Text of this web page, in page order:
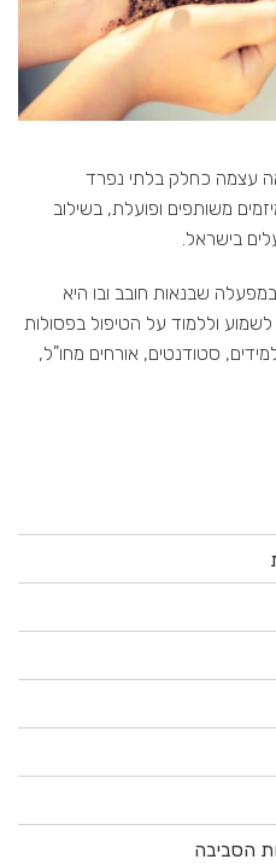
עצמה כחלק בלתי נפרד
משותפים ופועלת, בשילוב
בישראל.
במפעלה שבנאות חובב ובו היא
וללמוד על הטיפול בפסולות
סטודנטים, אורחים מחו"ל,
הסביבה